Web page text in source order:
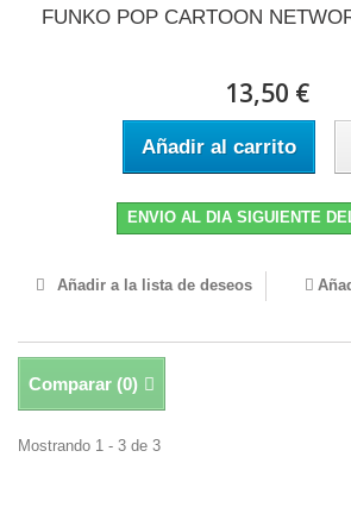
FUNKO POP CARTOON
13,50 €
Añadir al carrito
ENVIO AL DIA SIGUIENTE
Añadir a la lista de deseos
Comparar (0)
Mostrando 1 - 3 de 3